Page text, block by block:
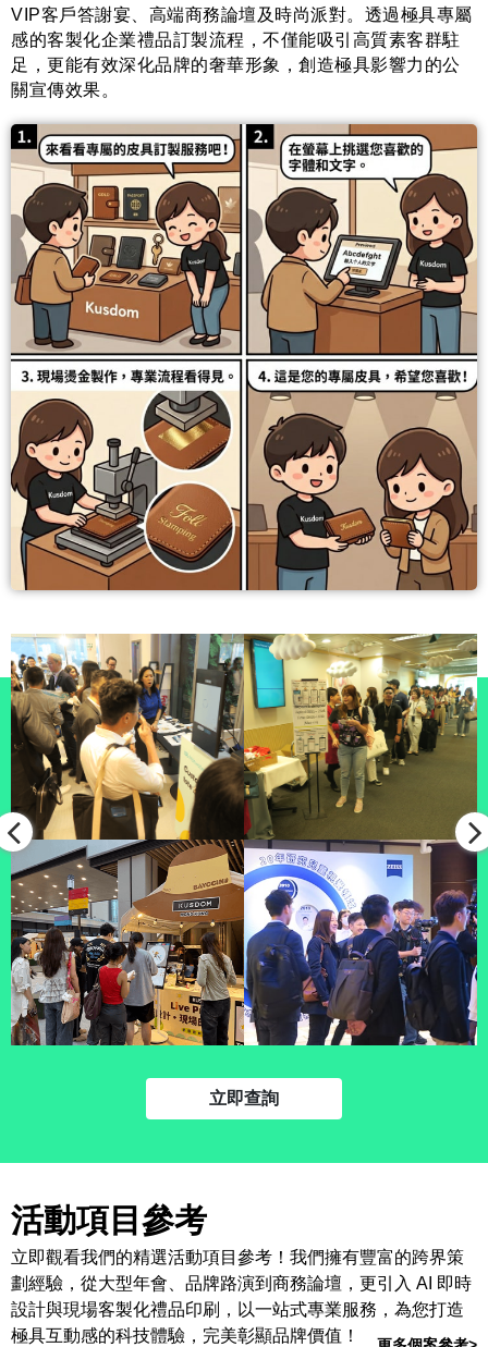
VIP客戶答謝宴、高端商務論壇及時尚派對。透過極具專屬
感的客製化企業禮品訂製流程，不僅能吸引高質素客群駐
足，更能有效深化品牌的奢華形象，創造極具影響力的公
關宣傳效果。
立即查詢
活動項目參考
立即觀看我們的精選活動項目參考！我們擁有豐富的跨界策
劃經驗，從大型年會、品牌路演到商務論壇，更引入 AI 即時
設計與現場客製化禮品印刷，以一站式專業服務，為您打造
極具互動感的科技體驗，完美彰顯品牌價值！